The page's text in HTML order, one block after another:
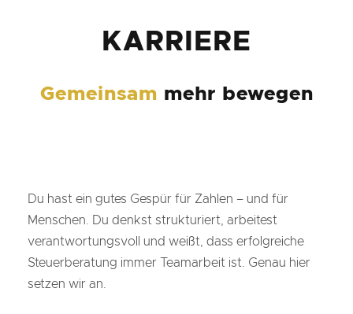
KARRIERE
Gemeinsam mehr bewegen
Du hast ein gutes Gespür für Zahlen – und für
Menschen. Du denkst strukturiert, arbeitest
verantwortungsvoll und weißt, dass erfolgreiche
Steuerberatung immer Teamarbeit ist. Genau hier
setzen wir an.